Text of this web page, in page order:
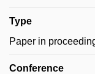
Type
Paper in
Conference